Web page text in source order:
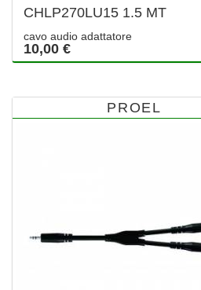
CHLP270LU15 1.5 MT
cavo audio adattatore
10,00 €
PROEL